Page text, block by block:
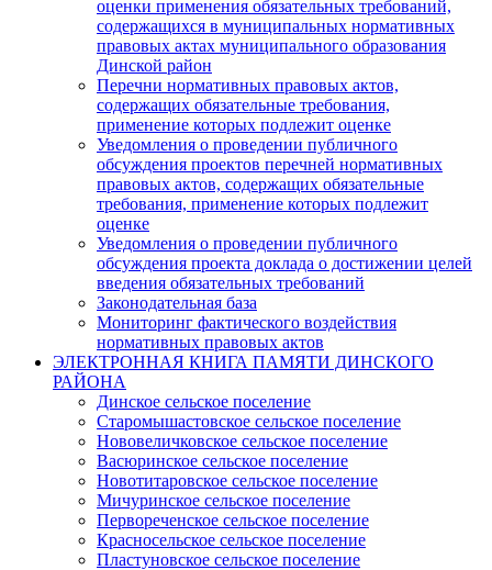
оценки применения обязательных требований,
содержащихся в муниципальных нормативных
правовых актах муниципального образования
Динской район
Перечни нормативных правовых актов,
содержащих обязательные требования,
применение которых подлежит оценке
Уведомления о проведении публичного
обсуждения проектов перечней нормативных
правовых актов, содержащих обязательные
требования, применение которых подлежит
оценке
Уведомления о проведении публичного
обсуждения проекта доклада о достижении целей
введения обязательных требований
Законодательная база
Мониторинг фактического воздействия
нормативных правовых актов
ЭЛЕКТРОННАЯ КНИГА ПАМЯТИ ДИНСКОГО
РАЙОНА
Динское сельское поселение
Старомышастовское сельское поселение
Нововеличковское сельское поселение
Васюринское сельское поселение
Новотитаровское сельское поселение
Мичуринское сельское поселение
Первореченское сельское поселение
Красносельское сельское поселение
Пластуновское сельское поселение